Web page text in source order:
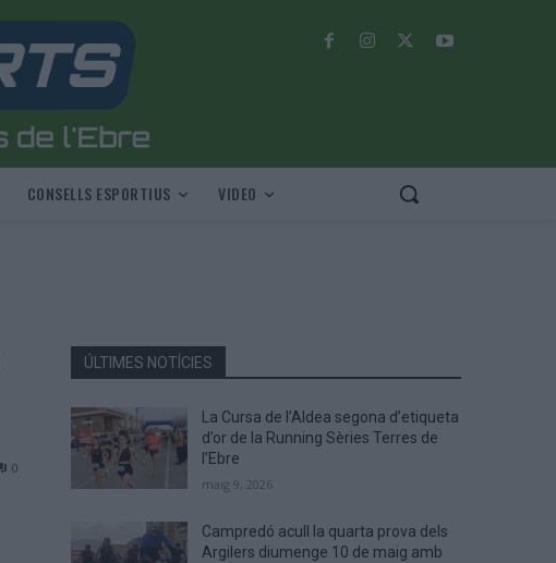
CONSELLS ESPORTIUS VIDEO
0
ÚLTIMES NOTÍCIES
La Cursa de l’Aldea segona d’etiqueta
d’or de la Running Sèries Terres de
l’Ebre
maig 9, 2026
Campredó acull la quarta prova dels
Argilers diumenge 10 de maig amb